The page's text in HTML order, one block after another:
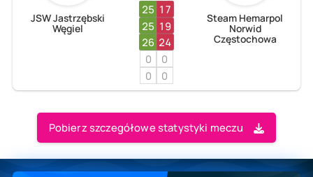
JSW Jastrzębski
Węgiel
25 17
25 19
26 24
0
0
0
0
Steam Hemarpol
Norwid
Częstochowa
Pobierz szczegółowe statystyki meczu